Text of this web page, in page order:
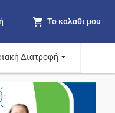
Το καλάθι μου
Διατροφή